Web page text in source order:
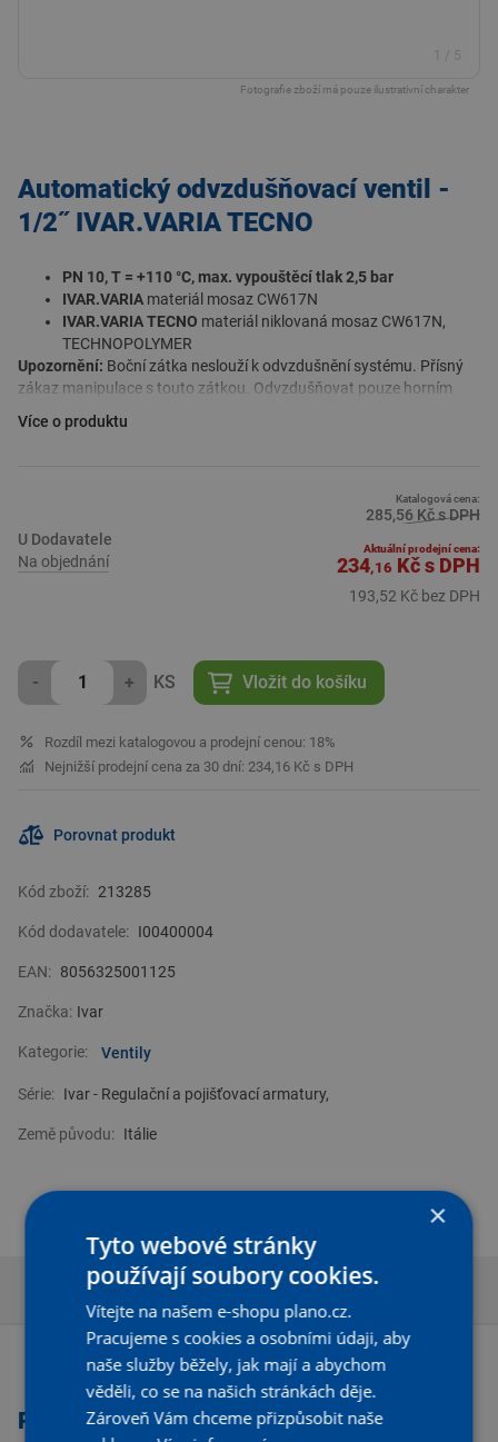
/ 5
Fotografie zboží má pouze ilustrativní charakter
Automatický odvzdušňovací ventil -
1/2˝ IVAR.VARIA TECNO
PN 10, T = +110 °C, max. vypouštěcí tlak 2,5 bar
IVAR.VARIA materiál mosaz CW617N
IVAR.VARIA TECNO materiál niklovaná mosaz CW617N,
TECHNOPOLYMER
Upozornění: Boční zátka neslouží k odvzdušnění systému. Přísný
zákaz manipulace s touto zátkou. Odvzdušňovat pouze horním
si je vědoma důležitostí, udržitelností a
ekologické zodpovědnosti. Nabízí ekologicky šetrné produkty, které
vám umožní snížit spotřebu vody a energie, aniž byste museli
Více o produktu
U Dodavatele
Na objednání
Katalogová cena:
285,56 Kč s DPH
Aktuální prodejní cena:
234,16 Kčs DPH
193,52 Kč bez DPH
- + KS Vložit do košíku
Rozdíl mezi katalogovou a prodejní cenou: 18%
Nejnižší prodejní cena za 30 dní: 234,16 Kč s DPH
Porovnat produkt
Kód zboží: 213285
Kód dodavatele: I00400004
EAN: 8056325001125
Značka: Ivar
Kategorie: Ventily
Série: Ivar - Regulační a pojišťovací armatury,
Země původu: Itálie
Popis produktu Technické parametry
Popis produktu
×
Tyto webové stránky
používají soubory cookies.
Vítejte na našem e-shopu plano.cz.
Pracujeme s cookies a osobními údaji, aby
naše služby běžely, jak mají a abychom
věděli, co se na našich stránkách děje.
Zároveň Vám chceme přizpůsobit naše